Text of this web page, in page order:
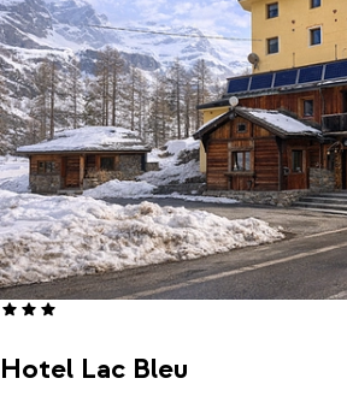
Hotel Lac Bleu